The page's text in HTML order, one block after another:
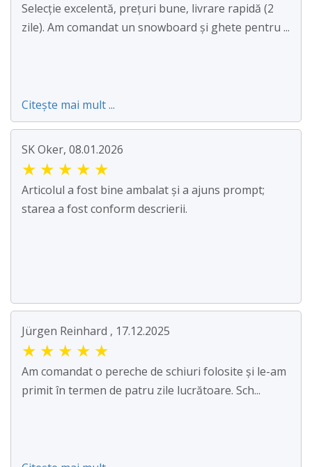
Selecție excelentă, prețuri bune, livrare rapidă (2
zile). Am comandat un snowboard și ghete pentru ...
Citește mai mult ...
SK Oker, 08.01.2026
★ ★ ★ ★ ★
Articolul a fost bine ambalat și a ajuns prompt;
starea a fost conform descrierii.
Jürgen Reinhard , 17.12.2025
★ ★ ★ ★ ★
Am comandat o pereche de schiuri folosite și le-am
primit în termen de patru zile lucrătoare. Sch...